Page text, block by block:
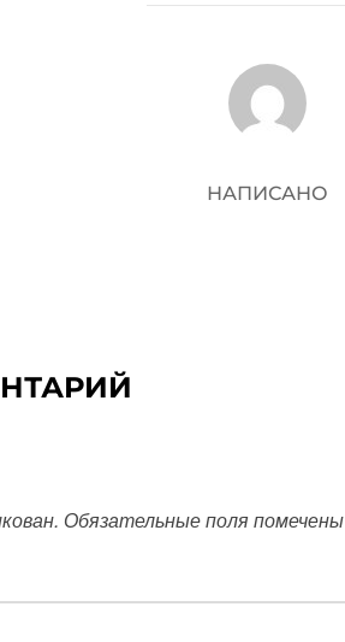
АВТОР ЗАПИСИ
НАПИСАНО
Обязательные поля помечены